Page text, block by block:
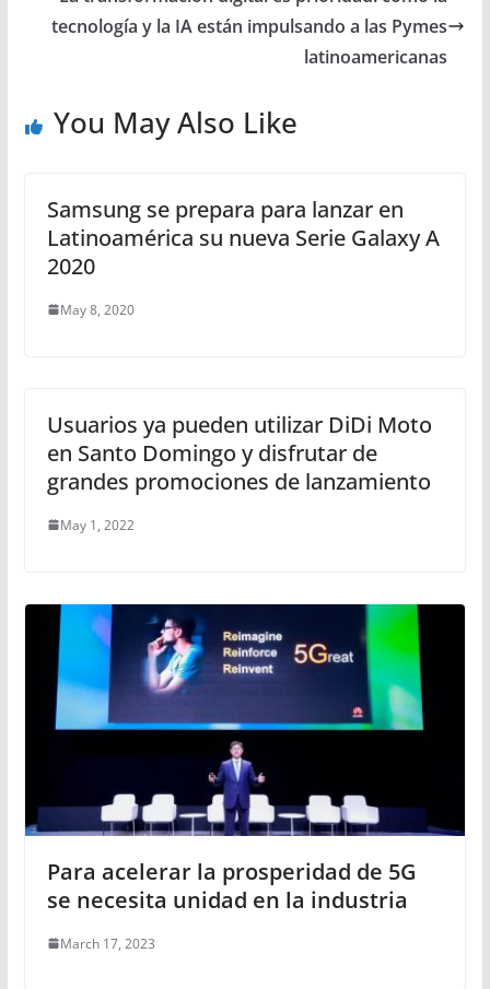
tecnología y la IA están impulsando a las Pymes
latinoamericanas
You May Also Like
Samsung se prepara para lanzar en
Latinoamérica su nueva Serie Galaxy A
2020
May 8, 2020
Usuarios ya pueden utilizar DiDi Moto
en Santo Domingo y disfrutar de
grandes promociones de lanzamiento
May 1, 2022
Para acelerar la prosperidad de 5G
se necesita unidad en la industria
March 17, 2023